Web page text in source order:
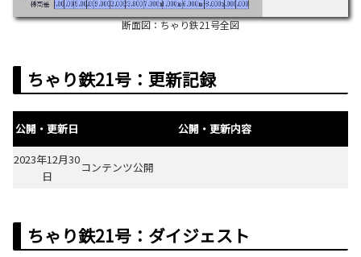
断面図：ちゃり鉄21号全図
ちゃり鉄21号：更新記録
公開・更新日
公開・更新内容
2023年12月30
日
コンテンツ公開
ちゃり鉄21号：ダイジェスト